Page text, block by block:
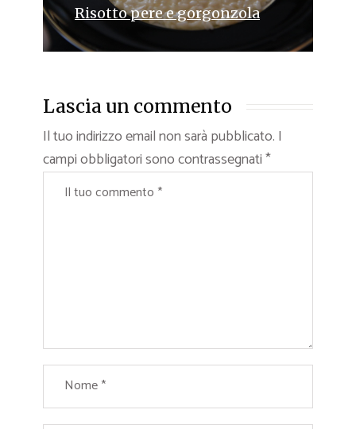
Risotto pere e gorgonzola
Lascia un commento
Il tuo indirizzo email non sarà pubblicato. I
campi obbligatori sono contrassegnati*